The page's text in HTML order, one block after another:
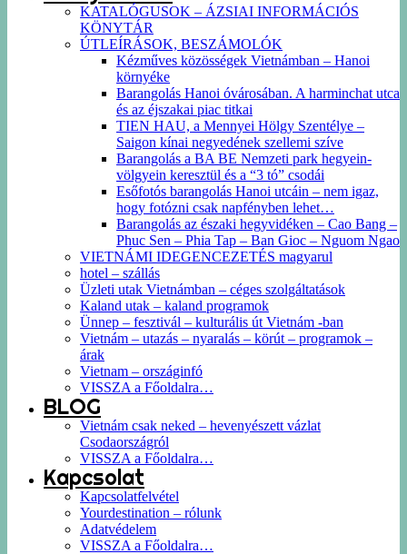
KATALÓGUSOK – ÁZSIAI INFORMÁCIÓS
KÖNYTÁR
ÚTLEÍRÁSOK, BESZÁMOLÓK
Kézműves közösségek Vietnámban – Hanoi
környéke
Barangolás Hanoi óvárosában. A harminchat utca
és az éjszakai piac titkai
TIEN HAU, a Mennyei Hölgy Szentélye –
Saigon kínai negyedének szellemi szíve
Barangolás a BA BE Nemzeti park hegyein-
völgyein keresztül és a “3 tó” csodái
Esőfotós barangolás Hanoi utcáin – nem igaz,
hogy fotózni csak napfényben lehet…
Barangolás az északi hegyvidéken – Cao Bang –
Phuc Sen – Phia Tap – Ban Gioc – Nguom Ngao
VIETNÁMI IDEGENCEZETÉS magyarul
hotel – szállás
Üzleti utak Vietnámban – céges szolgáltatások
Kaland utak – kaland programok
Ünnep – fesztivál – kulturális út Vietnám -ban
Vietnám – utazás – nyaralás – körút – programok –
árak
Vietnam – országinfó
VISSZA a Főoldalra…
BLOG
Vietnám csak neked – hevenyészett vázlat
Csodaországról
VISSZA a Főoldalra…
Kapcsolat
Kapcsolatfelvétel
Yourdestination – rólunk
Adatvédelem
VISSZA a Főoldalra…